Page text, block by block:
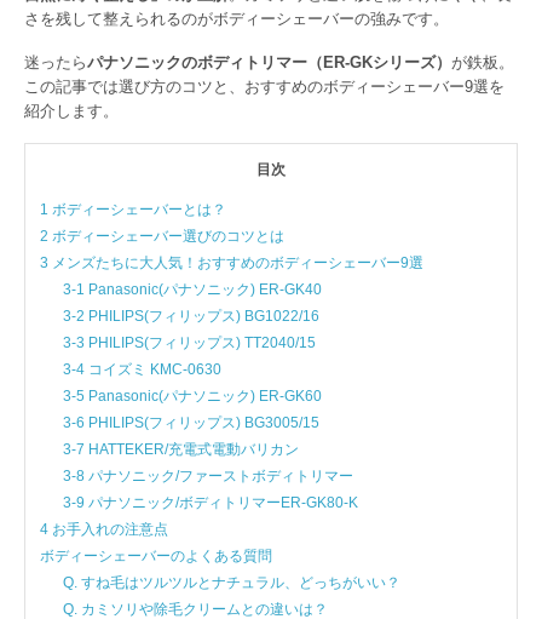
さを残して整えられるのがボディーシェーバーの強みです。
迷ったらパナソニックのボディトリマー（ER-GKシリーズ） が鉄板。
この記事では選び方のコツと、おすすめのボディーシェーバー9選を
紹介します。
目次
1 ボディーシェーバーとは？
2 ボディーシェーバー選びのコツとは
3 メンズたちに大人気！おすすめのボディーシェーバー9選
3-1 Panasonic(パナソニック) ER-GK40
3-2 PHILIPS(フィリップス) BG1022/16
3-3 PHILIPS(フィリップス) TT2040/15
3-4 コイズミ KMC-0630
3-5 Panasonic(パナソニック) ER-GK60
3-6 PHILIPS(フィリップス) BG3005/15
3-7 HATTEKER/充電式電動バリカン
3-8 パナソニック/ファーストボディトリマー
3-9 パナソニック/ボディトリマーER-GK80-K
4 お手入れの注意点
ボディーシェーバーのよくある質問
Q. すね毛はツルツルとナチュラル、どっちがいい？
Q. カミソリや除毛クリームとの違いは？